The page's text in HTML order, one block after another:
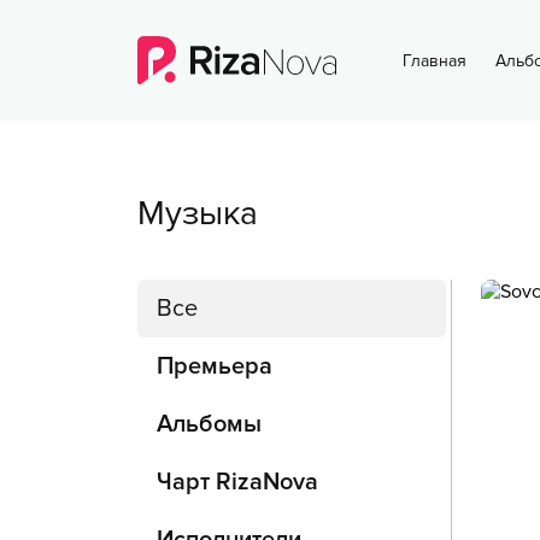
Главная
Музыка
Все
Премьера
Альбомы
Чарт RizaNova